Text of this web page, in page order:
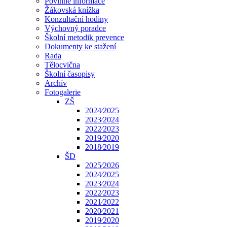
Žákovská knížka
Konzultační hodiny
Výchovný poradce
Školní metodik prevence
Dokumenty ke stažení
Rada
Tělocvična
Školní časopisy
Archív
Fotogalerie
ZŠ
2024⁄2025
2023⁄2024
2022⁄2023
2019⁄2020
2018⁄2019
ŠD
2025⁄2026
2024⁄2025
2023⁄2024
2022⁄2023
2021⁄2022
2020⁄2021
2019⁄2020